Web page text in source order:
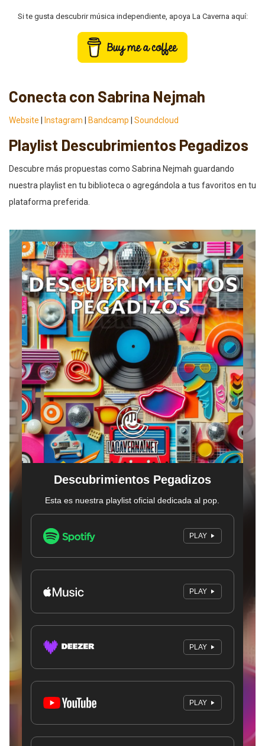
Si te gusta descubrir música independiente, apoya La Caverna aquí:
Conecta con Sabrina Nejmah
Website Instagram Bandcamp Soundcloud
Playlist Descubrimientos Pegadizos
Descubre más propuestas como Sabrina Nejmah guardando
nuestra playlist en tu biblioteca o agregándola a tus favoritos en tu
plataforma preferida.